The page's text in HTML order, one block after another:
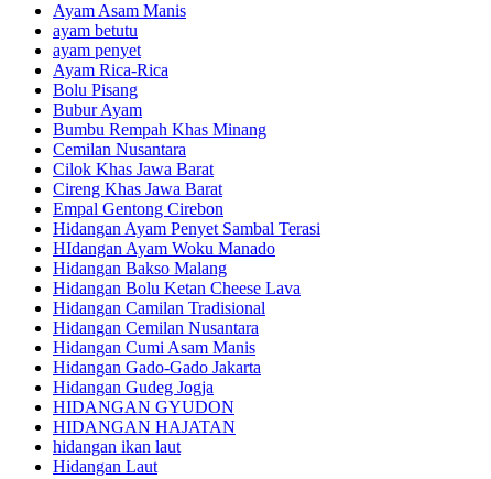
Ayam Asam Manis
ayam betutu
ayam penyet
Ayam Rica-Rica
Bolu Pisang
Bubur Ayam
Bumbu Rempah Khas Minang
Cemilan Nusantara
Cilok Khas Jawa Barat
Cireng Khas Jawa Barat
Empal Gentong Cirebon
Hidangan Ayam Penyet Sambal Terasi
HIdangan Ayam Woku Manado
Hidangan Bakso Malang
Hidangan Bolu Ketan Cheese Lava
Hidangan Camilan Tradisional
Hidangan Cemilan Nusantara
Hidangan Cumi Asam Manis
Hidangan Gado-Gado Jakarta
Hidangan Gudeg Jogja
HIDANGAN GYUDON
HIDANGAN HAJATAN
hidangan ikan laut
Hidangan Laut